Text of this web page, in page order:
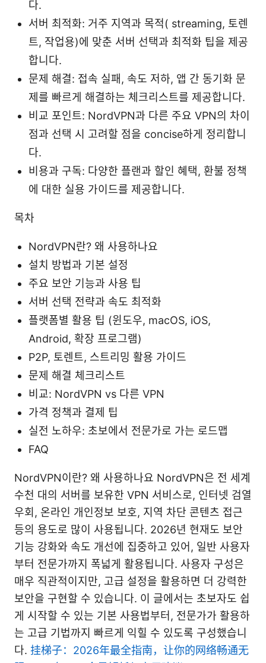
다.
서버 최적화: 거주 지역과 목적( streaming, 토렌
트, 작업용)에 맞춘 서버 선택과 최적화 팁을 제공
합니다.
문제 해결: 접속 실패, 속도 저하, 앱 간 동기화 문
제를 빠르게 해결하는 체크리스트를 제공합니다.
비교 포인트: NordVPN과 다른 주요 VPN의 차이
점과 선택 시 고려할 점을 concise하게 정리합니
다.
비용과 구독: 다양한 플랜과 할인 혜택, 환불 정책
에 대한 실용 가이드를 제공합니다.
목차
NordVPN란? 왜 사용하나요
설치 방법과 기본 설정
주요 보안 기능과 사용 팁
서버 선택 전략과 속도 최적화
플랫폼별 활용 팁 (윈도우, macOS, iOS,
Android, 확장 프로그램)
P2P, 토렌트, 스트리밍 활용 가이드
문제 해결 체크리스트
비교: NordVPN vs 다른 VPN
가격 정책과 결제 팁
실전 노하우: 초보에서 전문가로 가는 로드맵
FAQ
NordVPN이란? 왜 사용하나요 NordVPN은 전 세계
수천 대의 서버를 보유한 VPN 서비스로, 인터넷 검열
우회, 온라인 개인정보 보호, 지역 차단 콘텐츠 접근
등의 용도로 많이 사용됩니다. 2026년 현재도 보안
기능 강화와 속도 개선에 집중하고 있어, 일반 사용자
부터 전문가까지 폭넓게 활용됩니다. 사용자 구성은
매우 직관적이지만, 고급 설정을 활용하면 더 강력한
보안을 구현할 수 있습니다. 이 글에서는 초보자도 쉽
게 시작할 수 있는 기본 사용법부터, 전문가가 활용하
는 고급 기법까지 빠르게 익힐 수 있도록 구성했습니
다. 挂梯子：2026年最全指南，让你的网络畅通无